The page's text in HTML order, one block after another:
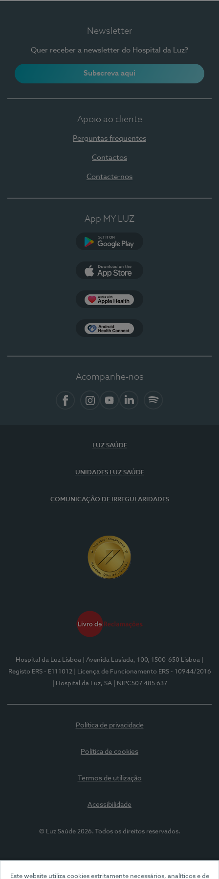
Este website utiliza cookies estritamente necessários, analíticos e de
Newsletter
Quer receber a newsletter do Hospital da Luz?
Subscreva aqui
Apoio ao cliente
Perguntas frequentes
Contactos
Contacte-nos
App MY LUZ
Acompanhe-nos
LUZ SAÚDE
UNIDADES LUZ SAÚDE
COMUNICAÇÃO DE IRREGULARIDADES
Hospital da Luz Lisboa | Avenida Lusíada, 100, 1500-650 Lisboa
Registo ERS - E111012
| Licença de Funcionamento ERS - 10944/2016
| Hospital da Luz, SA
| NIPC507 485 637
Política de privacidade
Política de cookies
Termos de utilização
Acessibilidade
© Luz Saúde 2026. Todos os direitos reservados.